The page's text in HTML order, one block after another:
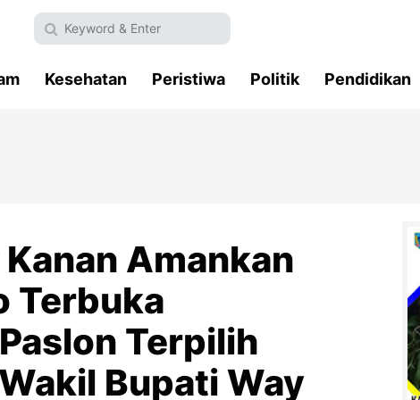
Kesehatan Peristiwa Politik Pendidikan
Amankan
Terbuka
Terpilih
Bupati Way